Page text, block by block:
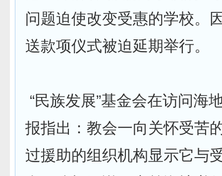
问题迫使改变受惠的学校。
送款项仪式被迫延期举行。
“民族发展”基金会在访问海
报指出：教会一向关怀受苦
过援助的组织机构显示它与